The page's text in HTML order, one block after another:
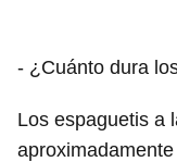
- ¿Cuánto dura
Los espaguetis a